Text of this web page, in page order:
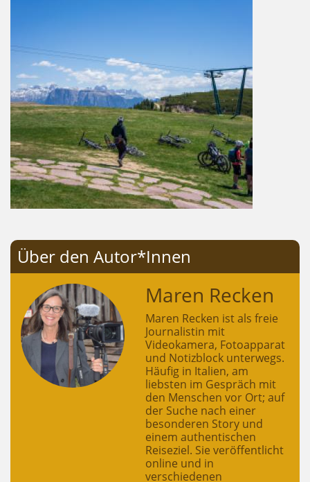
Über den Autor*Innen
Maren Recken
Maren Recken ist als freie
Journalistin mit
Videokamera, Fotoapparat
und Notizblock unterwegs.
Häufig in Italien, am
liebsten im Gespräch mit
den Menschen vor Ort; auf
der Suche nach einer
besonderen Story und
einem authentischen
Reiseziel. Sie veröffentlicht
online und in
verschiedenen